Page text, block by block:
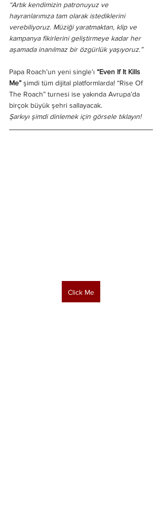
“Artık kendimizin patronuyuz ve
hayranlarımıza tam olarak istediklerini
verebiliyoruz. Müziği yaratmaktan, klip ve
kampanya fikirlerini geliştirmeye kadar her
aşamada inanılmaz bir özgürlük yaşıyoruz.”
Papa Roach’un yeni single’ı “Even If It Kills
Me” şimdi tüm dijital platformlarda! “Rise Of
The Roach” turnesi ise yakında Avrupa’da
birçok büyük şehri sallayacak.
Şarkıyı şimdi dinlemek için görsele tıklayın!
Click Me